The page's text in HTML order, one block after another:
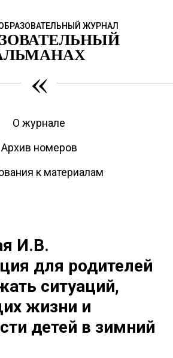
ЖУРНАЛ
«
О журнале
Архив номеров
к материалам
И.В.
для родителей
ситуаций,
жизни и
детей в зимний